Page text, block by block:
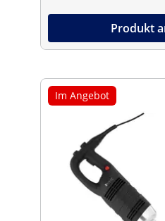
Produkt
Im Angebot